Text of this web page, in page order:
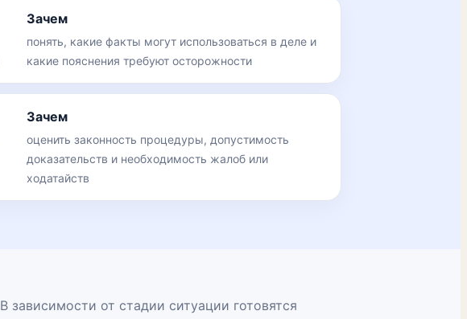
Зачем
понять, какие факты могут использоваться в деле и
какие пояснения требуют осторожности
Зачем
оценить законность процедуры, допустимость
доказательств и необходимость жалоб или
ходатайств
В зависимости от стадии ситуации готовятся